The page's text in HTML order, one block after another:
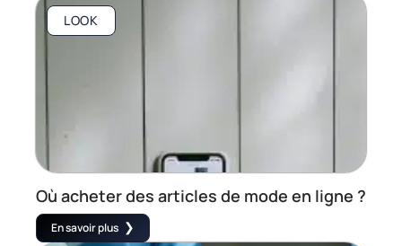
LOOK
Où acheter des articles de mode en ligne ?
En savoir plus